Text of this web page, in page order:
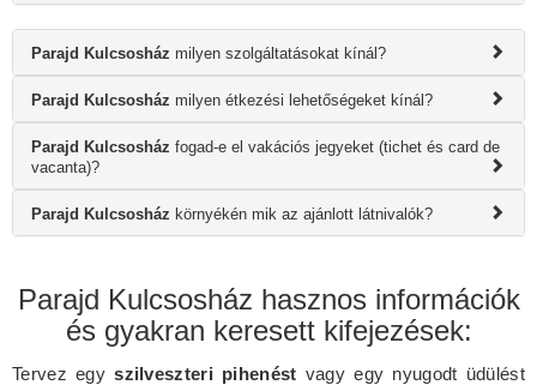
Parajd Kulcsosház milyen szolgáltatásokat kínál?
Parajd Kulcsosház milyen étkezési lehetőségeket kínál?
Parajd Kulcsosház fogad-e el vakációs jegyeket (tichet és card de
vacanta)?
Parajd Kulcsosház környékén mik az ajánlott látnivalók?
Parajd Kulcsosház hasznos információk
és gyakran keresett kifejezések:
Tervez egyszilveszteri pihenést vagy egy nyugodt üdülést